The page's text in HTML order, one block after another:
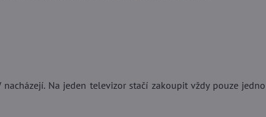
Na jeden televizor stačí zakoupit vždy pouze jedno